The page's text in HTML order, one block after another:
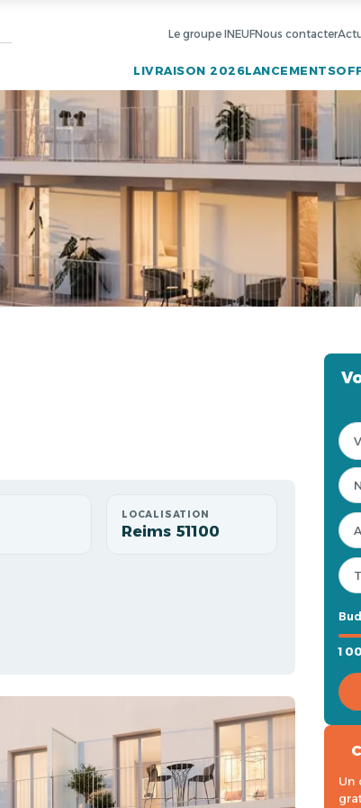
Le groupe INEUFNous contacter
LIVRAISON 2026LANCEMENTS
LOCALISATION
Reims 51100
1
Un